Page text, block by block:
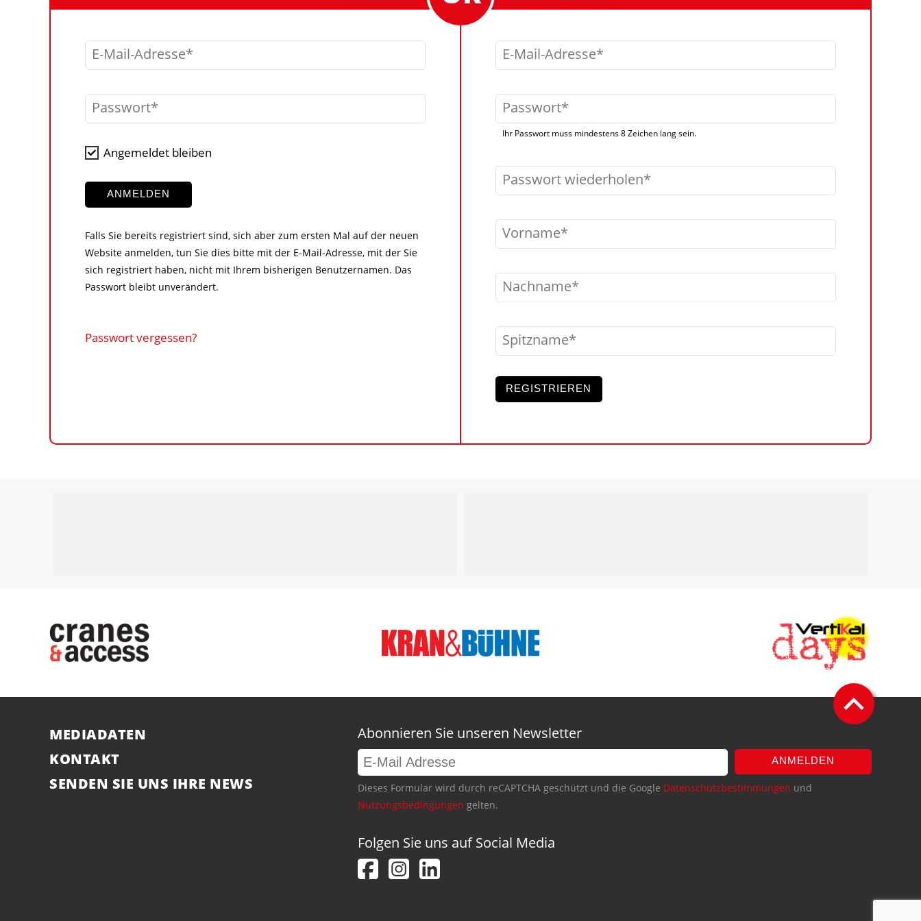
E-Mail-Adresse
Passwort
Angemeldet bleiben
ANMELDEN
Falls Sie bereits registriert sind, sich aber zum ersten Mal auf der neuen
Website anmelden, tun Sie dies bitte mit der E-Mail-Adresse, mit der Sie
sich registriert haben, nicht mit Ihrem bisherigen Benutzernamen. Das
Passwort bleibt unverändert.
Passwort vergessen?
E-Mail-Adresse
Passwort
Ihr Passwort muss mindestens 8 Zeichen lang sein.
Passwort wiederholen
Vorname
Nachname
Spitzname
REGISTRIEREN
MEDIADATEN
KONTAKT
SENDEN SIE UNS IHRE NEWS
Abonnieren Sie unseren Newsletter
ANMELDEN
Dieses Formular wird durch reCAPTCHA geschützt und die Google Datenschutzbestimmungen und
Nutzungsbedingungen gelten.
Folgen Sie uns auf Social Media